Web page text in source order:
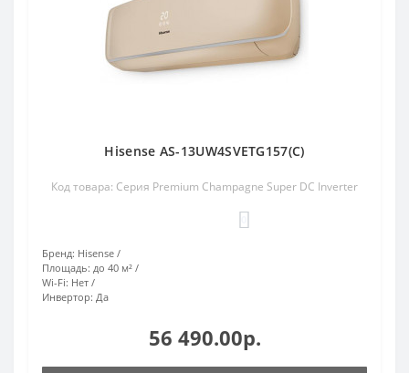
Hisense AS-13UW4SVETG157(C)
Код товара: Серия Premium Champagne Super DC Inverter
Бренд: Hisense
Площадь: до 40 м²
Wi-Fi: Нет
Инвертор: Да
56 490.00р.